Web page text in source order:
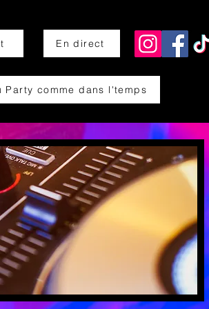
En direct
Party comme dans l'temps